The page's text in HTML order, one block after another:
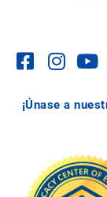
¡Únase a